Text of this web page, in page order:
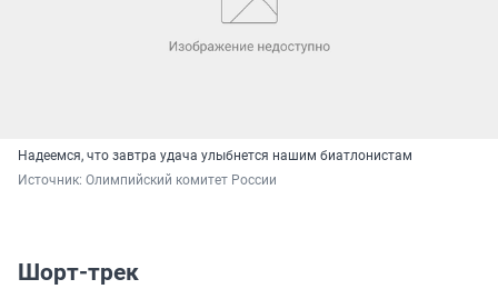
Надеемся, что завтра удача улыбнется нашим биатлонистам
Источник: Олимпийский комитет России
Шорт-трек